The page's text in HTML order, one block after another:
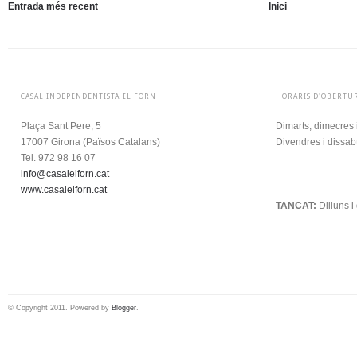
Entrada més recent Inici
HORARIS
Dimarts,
Divendres i
TANCAT: Dilluns i
CASAL INDEPENDENTISTA EL FORN
Plaça Sant Pere, 5
17007 Girona (Països Catalans)
Tel. 972 98 16 07
info@casalelforn.cat
www.casalelforn.cat
© Copyright 2011. Powered by Blogger.